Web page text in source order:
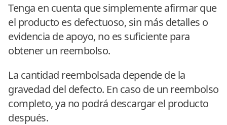
Tenga en cuenta que simplemente afirmar que
el producto es defectuoso, sin más detalles o
evidencia de apoyo, no es suficiente para
obtener un reembolso.
La cantidad reembolsada depende de la
gravedad del defecto. En caso de un reembolso
completo, ya no podrá descargar el producto
después.